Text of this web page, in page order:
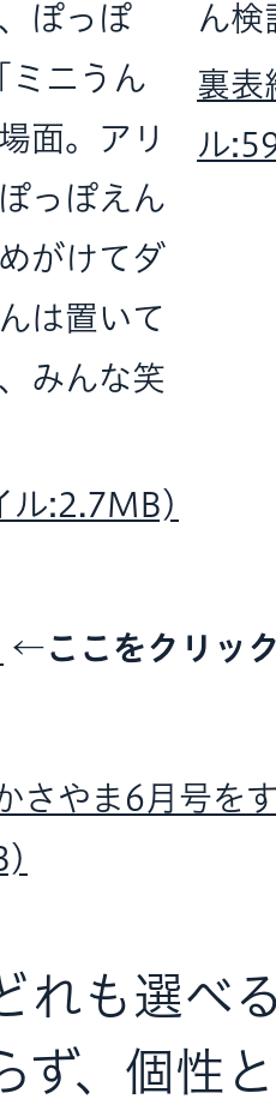
ぽっぽ
ミニうん
面。アリ
っぽえん
がけてダ
は置いて
みんな笑
ル:2.7MB)
ん検
裏表
ル
←ここをクリッ
さやま6月号を
れも選べ
ず、個性